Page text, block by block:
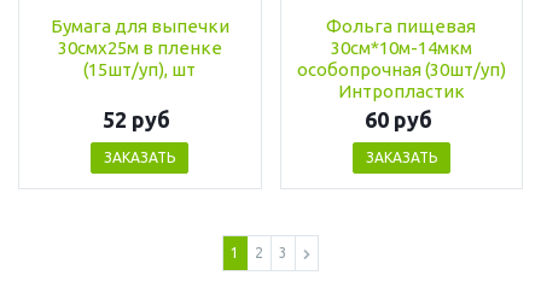
Бумага для выпечки
30смх25м в пленке
(15шт/уп), шт
52 руб
ЗАКАЗАТЬ
Фольга пищевая
30см*10м-14мкм
особопрочная (30шт/уп)
Интропластик
60 руб
ЗАКАЗАТЬ
1 2 3